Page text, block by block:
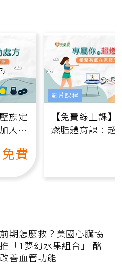
族定
入行
免費
【免費線上課
燃脂體育課：超
影片課程
期怎麼救？美國心臟協
「1夢幻水果組合」 酪
善血管功能